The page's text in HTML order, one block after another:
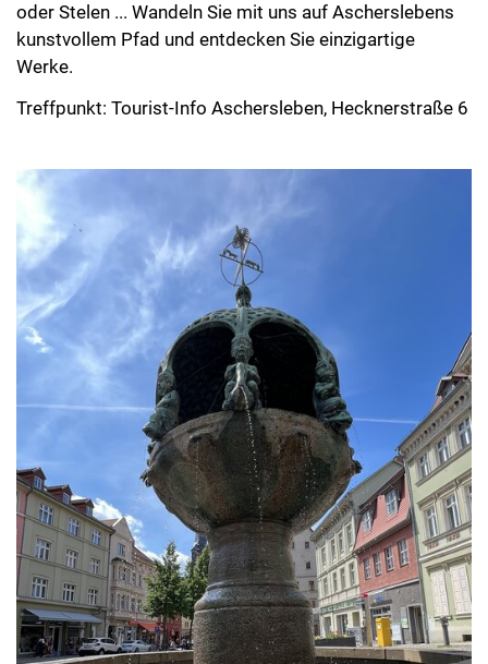
oder Stelen ... Wandeln Sie mit uns auf Ascherslebens
kunstvollem Pfad und entdecken Sie einzigartige
Werke.
Treffpunkt: Tourist-Info Aschersleben, Hecknerstraße 6